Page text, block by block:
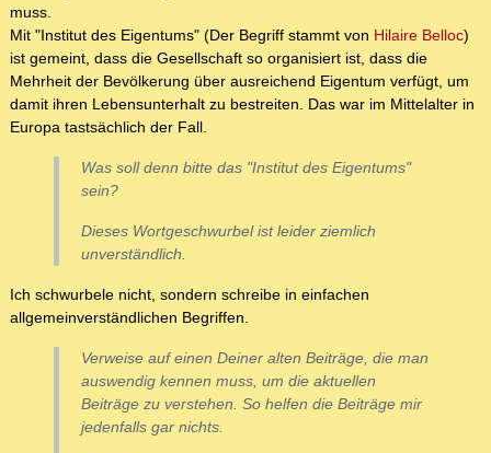
muss.
Mit "Institut des Eigentums" (Der Begriff stammt von Hilaire Belloc)
ist gemeint, dass die Gesellschaft so organisiert ist, dass die
Mehrheit der Bevölkerung über ausreichend Eigentum verfügt, um
damit ihren Lebensunterhalt zu bestreiten. Das war im Mittelalter in
Europa tastsächlich der Fall.
Was soll denn bitte das "Institut des Eigentums"
sein?
Dieses Wortgeschwurbel ist leider ziemlich
unverständlich.
Ich schwurbele nicht, sondern schreibe in einfachen
allgemeinverständlichen Begriffen.
Verweise auf einen Deiner alten Beiträge, die man
auswendig kennen muss, um die aktuellen
Beiträge zu verstehen. So helfen die Beiträge mir
jedenfalls gar nichts.